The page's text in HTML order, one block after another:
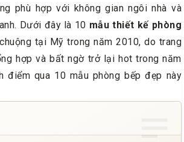
phù hợp với không gian ngôi nhà và
Dưới đây là 10 mẫu thiết kế phòng
tại Mỹ trong năm 2010, do trang
hợp và bất ngờ trở lại hot trong năm
điểm qua 10 mẫu phòng bếp đẹp này